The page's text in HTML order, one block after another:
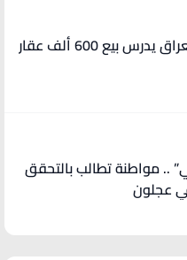
قيمتها 150 مليار دولار .. العراق يدرس بيع 600 ألف عقار
تسببت لي بمشكلة مع زوجي” .. مواطنة تطالب بالتحقق
عجلون